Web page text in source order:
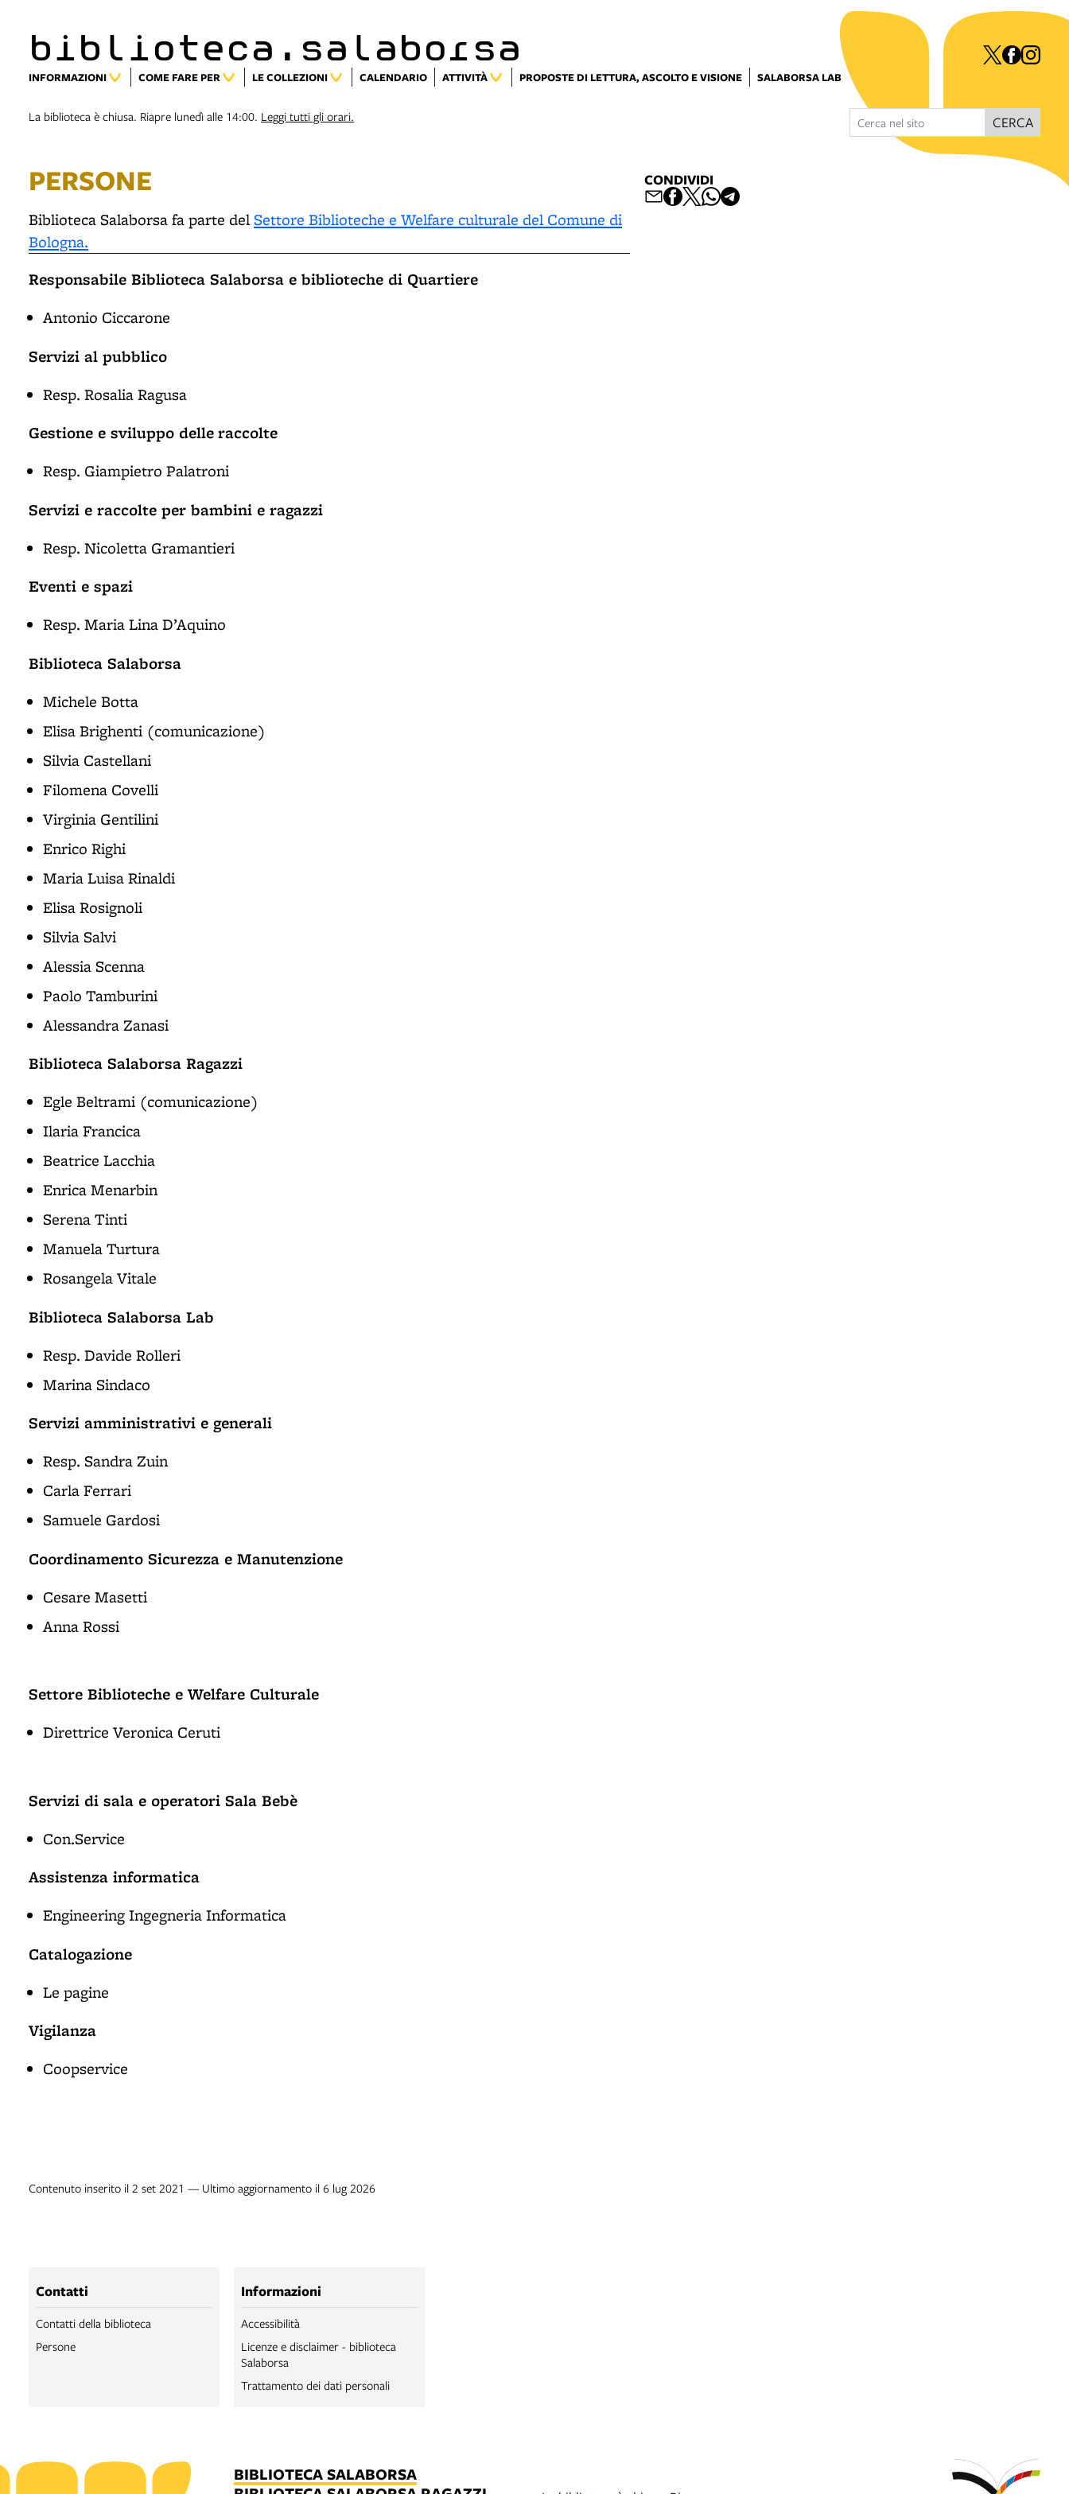
biblioteca.salaborsa
INFORMAZIONI COME FARE PER LE COLLEZIONI CALENDARIO ATTIVITÀ PROPOSTE DI LETTURA, ASCOLTO E VISIONE SALABORSA LAB
La biblioteca è chiusa. Riapre lunedì alle 14:00. Leggi tutti gli orari. CERCA
PERSONE
Biblioteca Salaborsa fa parte del Settore Biblioteche e Welfare culturale del Comune di
Bologna.
Responsabile Biblioteca Salaborsa e biblioteche di Quartiere
Antonio Ciccarone
Servizi al pubblico
Resp. Rosalia Ragusa
Gestione e sviluppo delleraccolte
Resp. Giampietro Palatroni
Servizi e raccolte per bambini e ragazzi
Resp. Nicoletta Gramantieri
Eventi e spazi
Resp. Maria Lina D’Aquino
Biblioteca Salaborsa
Michele Botta
Elisa Brighenti (comunicazione)
Silvia Castellani
Filomena Covelli
Virginia Gentilini
Enrico Righi
Maria Luisa Rinaldi
Elisa Rosignoli
Silvia Salvi
Alessia Scenna
Paolo Tamburini
Alessandra Zanasi
Biblioteca Salaborsa Ragazzi
Egle Beltrami (comunicazione)
Ilaria Francica
Beatrice Lacchia
Enrica Menarbin
Serena Tinti
Manuela Turtura
Rosangela Vitale
Biblioteca Salaborsa Lab
Resp. Davide Rolleri
Marina Sindaco
Servizi amministrativi e generali
Resp. Sandra Zuin
Carla Ferrari
Samuele Gardosi
Coordinamento Sicurezza e Manutenzione
Cesare Masetti
Anna Rossi
Settore Biblioteche e Welfare Culturale
Direttrice Veronica Ceruti
Servizi di sala e operatori Sala Bebè
Con.Service
Assistenza informatica
Engineering Ingegneria Informatica
Catalogazione
Le pagine
Vigilanza
Coopservice
CONDIVIDI
Contenuto inserito il 2 set 2021 — Ultimo aggiornamento il 6 lug 2026
Contatti
Contatti della biblioteca
Persone
Informazioni
Accessibilità
Licenze e disclaimer - biblioteca
Salaborsa
Trattamento dei dati personali
BIBLIOTECA SALABORSA